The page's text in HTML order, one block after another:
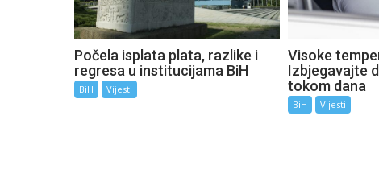
Počela isplata plata, razlike i
regresa u institucijama BiH
BiH Vijesti
Visoke
Izbjegavajte
tokom dana
BiH Vijesti